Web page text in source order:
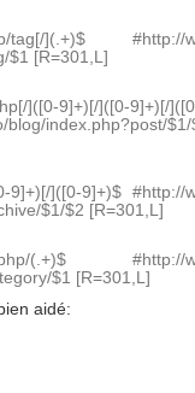
](.+)$ #http://
$1 [R=301,L]
9]+)[/]([0-9]+)[/
blog/index.php?post/
9]+)[/]([0-9]+)$ #http://
$1/$2 [R=301,L]
(.+)$ #http://
$1 [R=301,L]
aidé: